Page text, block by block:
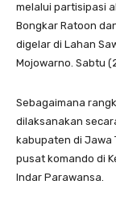
melalui partisipasi
Bongkar Ratoon
digelar di Lahan
Mojowarno. Sabtu
Sebagaimana
dilaksanakan
kabupaten di Jawa
pusat komando di
Indar Parawansa.